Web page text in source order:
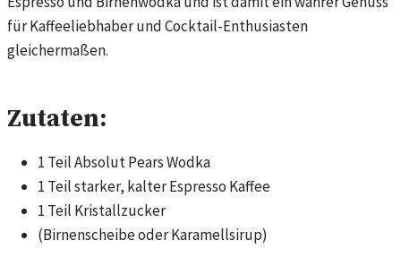
für Kaffeeliebhaber und Cocktail-Enthusiasten
gleichermaßen.
Zutaten:
1 Teil Absolut Pears Wodka
1 Teil starker, kalter Espresso Kaffee
1 Teil Kristallzucker
(Birnenscheibe oder Karamellsirup)